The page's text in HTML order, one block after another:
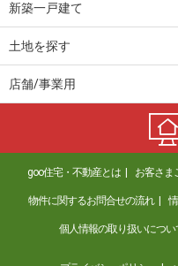
新築一戸建て
土地を探す
店舗/事業用
goo住宅・不動産とは お客さま
物件に関するお問合せの流れ
個人情報の取り扱いについ